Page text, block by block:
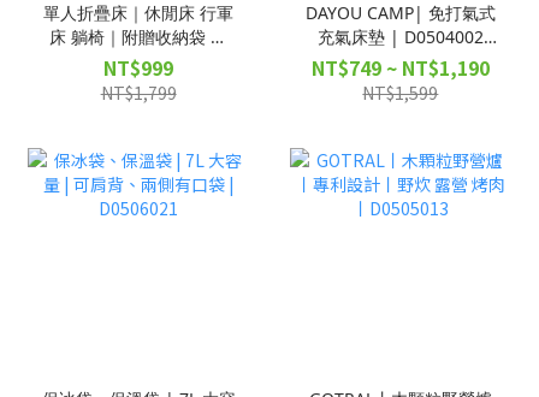
單人折疊床｜休閒床 行軍
床 躺椅｜附贈收納袋 ｜
D0503069
NT$999
NT$1,799
DAYOU CAMP| 免打氣式
充氣床墊 | D0504002
D0504012
NT$749 ~ NT$1,190
NT$1,599